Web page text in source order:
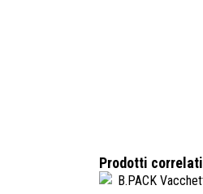
Prodotti correlati